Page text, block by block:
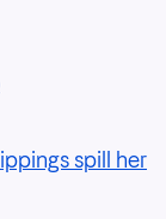
spill her